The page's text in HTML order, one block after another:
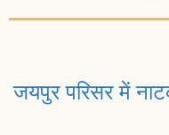
जयपुर परिसर में